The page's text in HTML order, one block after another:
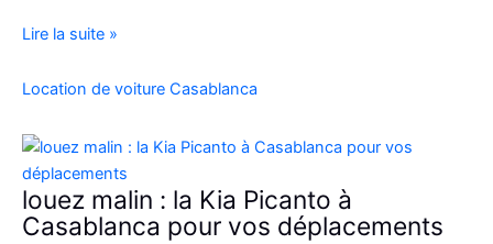
Location
voiture
C3
à
Casablanca
Lire la suite »
Location de voiture Casablanca
louez malin : la Kia Picanto à
Casablanca pour vos déplacements